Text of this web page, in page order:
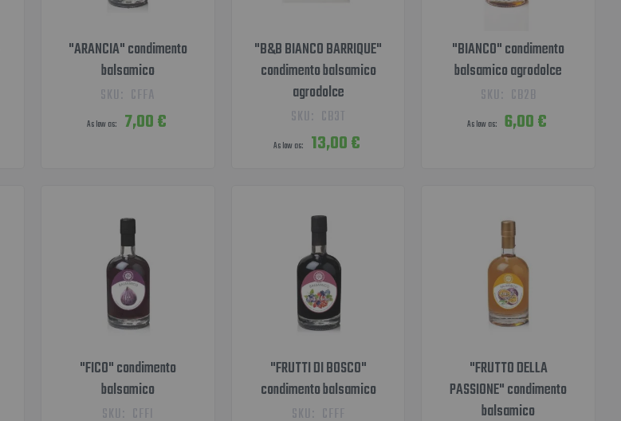
"ARANCIA" condimento
balsamico
SKU: CFFA
As low as 7,00 €
"B&B BIANCO BARRIQUE"
condimento balsamico
agrodolce
SKU: CB3T
As low as 13,00 €
"BIANCO" condimento
balsamico agrodolce
SKU: CB2B
As low as 6,00 €
"FICO" condimento
balsamico
SKU: CFFI
"FRUTTI DI BOSCO"
condimento balsamico
SKU: CFFF
"FRUTTO DELLA
PASSIONE" condimento
balsamico